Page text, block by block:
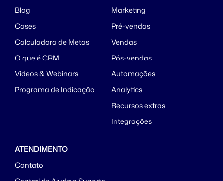
Blog
Cases
Calculadora de Metas
O que é CRM
Videos & Webinars
Programa de Indicação
Marketing
Pré-vendas
Vendas
Pós-vendas
Automações
Analytics
Recursos extras
Integrações
ATENDIMENTO
Contato